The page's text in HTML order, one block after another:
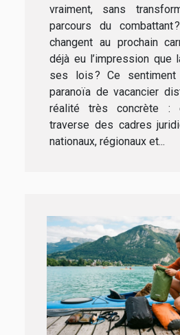
vraiment, sans
parcours du
changent au prochain
déjà eu l’impression que
ses lois ? Ce sentiment
paranoïa de vacancier
réalité très concrète :
traverse des cadres
nationaux, régionaux et...